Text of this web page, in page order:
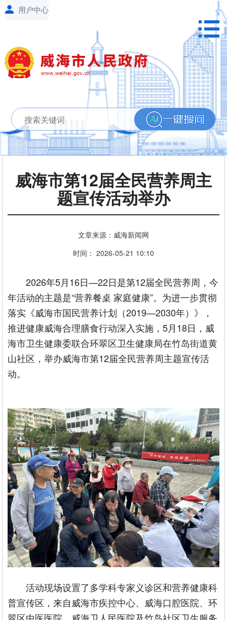
威海市第12届全民营养周主
题宣传活动举办
文章来源：威海新闻网
时间： 2026-05-21 10:10
2026年5月16日—22日是第12届全民营养周，今
年活动的主题是“营养餐桌 家庭健康”。为进一步贯彻
落实《威海市国民营养计划（2019—2030年）》，
推进健康威海合理膳食行动深入实施，5月18日，威
海市卫生健康委联合环翠区卫生健康局在竹岛街道黄
山社区，举办威海市第12届全民营养周主题宣传活
动。
活动现场设置了多学科专家义诊区和营养健康科
普宣传区，来自威海市疾控中心、威海口腔医院、环
翠区中医医院、威海卫人民医院及竹岛社区卫生服务